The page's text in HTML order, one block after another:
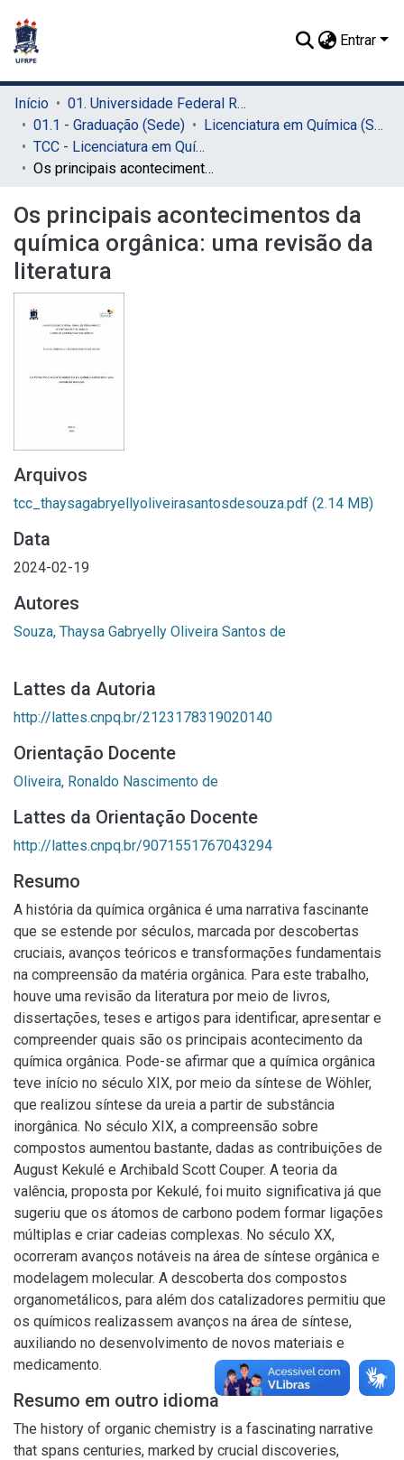
Entrar
Início
01. Universidade Federal Rural de Pernambuco - UFRPE (Sede)
01.1 - Graduação (Sede)
Licenciatura em Química (Sede)
TCC - Licenciatura em Química (Sede)
Os principais acontecimentos da química orgânica: uma revisão da literatura
Os principais acontecimentos da
química orgânica: uma revisão da
literatura
Arquivos
tcc_thaysagabryellyoliveirasantosdesouza.pdf (2.14 MB)
Data
2024-02-19
Autores
Souza, Thaysa Gabryelly Oliveira Santos de
Lattes da Autoria
http://lattes.cnpq.br/2123178319020140
Orientação Docente
Oliveira, Ronaldo Nascimento de
Lattes da Orientação Docente
http://lattes.cnpq.br/9071551767043294
Resumo
A história da química orgânica é uma narrativa fascinante
que se estende por séculos, marcada por descobertas
cruciais, avanços teóricos e transformações fundamentais
na compreensão da matéria orgânica. Para este trabalho,
houve uma revisão da literatura por meio de livros,
dissertações, teses e artigos para identificar, apresentar e
compreender quais são os principais acontecimento da
química orgânica. Pode-se afirmar que a química orgânica
teve início no século XIX, por meio da síntese de Wöhler,
que realizou síntese da ureia a partir de substância
inorgânica. No século XIX, a compreensão sobre
compostos aumentou bastante, dadas as contribuições de
August Kekulé e Archibald Scott Couper. A teoria da
valência, proposta por Kekulé, foi muito significativa já que
sugeriu que os átomos de carbono podem formar ligações
múltiplas e criar cadeias complexas. No século XX,
ocorreram avanços notáveis na área de síntese orgânica e
modelagem molecular. A descoberta dos compostos
organometálicos, para além dos catalizadores permitiu que
os químicos realizassem avanços na área de síntese,
auxiliando no desenvolvimento de novos materiais e
medicamento.
Resumo em outro idioma
The history of organic chemistry is a fascinating narrative
that spans centuries, marked by crucial discoveries,